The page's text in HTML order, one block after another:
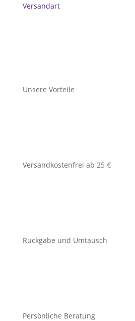
Versandart
Unsere Vorteile
Versandkostenfrei ab 25 €
Rückgabe und Umtausch
Persönliche Beratung